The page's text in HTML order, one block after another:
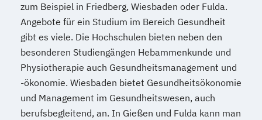
zum Beispiel in Friedberg, Wiesbaden oder Fulda.
Angebote für ein Studium im Bereich Gesundheit
gibt es viele. Die Hochschulen bieten neben den
besonderen Studiengängen Hebammenkunde und
Physiotherapie auch Gesundheitsmanagement und
-ökonomie. Wiesbaden bietet Gesundheitsökonomie
und Management im Gesundheitswesen, auch
berufsbegleitend, an. In Gießen und Fulda kann man